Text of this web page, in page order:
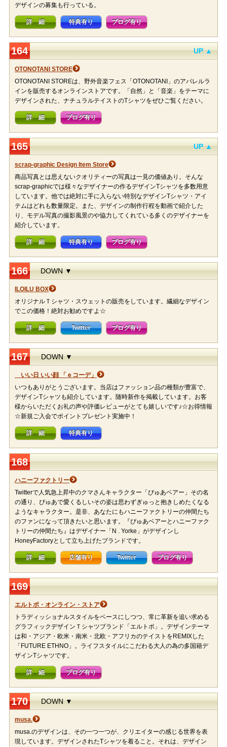
デザインの募集も行っている。
詳 細 特典有り ブログ有り
164 UP ▲
OTONOTANI STORE
OTONOTANI STOREは、野外音楽フェス「OTONOTANI」のアパレルラ
インを販売するオンラインストアです。「自然」と「音楽」をテーマに
デザインされた、ナチュラルテイストのTシャツをぜひご覧ください。
詳 細 ブログ有り
165 UP ▲
scrap-graphic Design Item Store
商品写真とは思えないクオリティーの写真は一見の価値あり。そんな
scrap-graphicでは様々なデザイナーの作るデザインTシャツを多数用意
しています。他では絶対に手に入らない特別なデザインTシャツ・アイ
テムはどれも数量限定。また、デザインの制作行程を動画で紹介した
り、モデル写真の撮影風景のや協力してくれている多くのデザイナーを
紹介しています。
詳 細 特典有り ブログ有り
166 DOWN ▼
ILOILU BOX
オリジナルＴシャツ・スウェットの販売をしています。繊細なデザイン
でこの価格！絶対お勧めですよ☆
詳 細 Twitter ブログ有り
167 DOWN ▼
いい日 いい顔 「ｅコーデ」
いつもありがとうございます。当店はファッション品の種類が豊富で、
デザインTシャツも紹介しています。随時新作を掲載しています。お客
様からいただくお礼の声や評価レビューがとても嬉しいです♪☆お得情報
☆新規ご入会でポイントプレゼント実施中！
詳 細 特典有り
168
ハニーファクトリー
Twitterで人気急上昇中のクマさんキャラクター「ぴゅあベアー」その名
の通り、ぴゅあで愛くるしいその姿は思わずぎゅっと抱きしめたくなる
ようなキャラクター。是非、あなたにもハニーファクトリーの仲間たち
のファンになって頂きたいと思います。『ぴゅあベアーとハニーファク
トリーの仲間たち』はデザイナー「N . Yorke」がデザインし
HoneyFactoryとして立ち上げたブランドです。
詳 細 店舗有り Twitter ブログ有り
169
エルトポ・オンライン・ストア
トラディッショナルスタイルをベースにしつつ、常に革新を追い求める
グラフィックデザインＴシャツブランド「エルトポ」。デザインテーマ
は和・アジア・欧米・南米・北欧・アフリカのテイストをREMIXした
「FUTURE ETHNO」。ライフスタイルにこだわる大人の為の多国籍デ
ザインTシャツです。
詳 細 ブログ有り
170 DOWN ▼
musa.
musa.のデザインは、その一つ一つが、クリエイターの感じる世界を表
現しています。デザインされたTシャツを着ること。それは、デザイン